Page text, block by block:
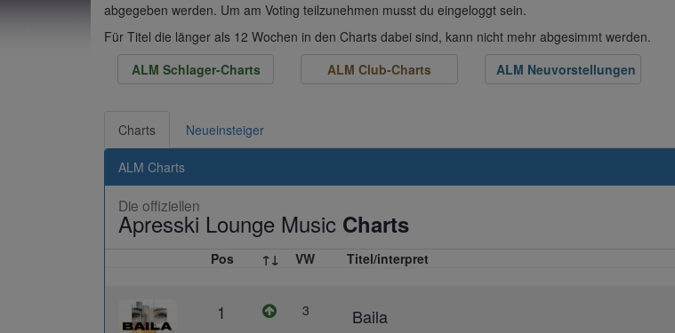
abgegeben werden. Um am Voting teilzunehmen musst du eingeloggt sein.
Für Titel die länger als 12 Wochen in den Charts dabei sind, kann nicht mehr abgesimmt werden.
ALM Schlager-Charts
ALM Club-Charts ALM Neuvorstellungen
Charts Neueinsteiger
ALM Charts
Die offiziellen
Apresski Lounge Music Charts
Pos ↑↓ VW Titel/interpret
1 3 Baila